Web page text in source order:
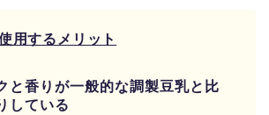
用するメリット
と香りが一般的な調製豆乳と比
している